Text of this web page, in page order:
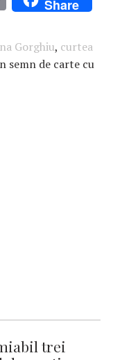
o
p
y
Share
Gorghiu, curtea
semn de carte cu
trei